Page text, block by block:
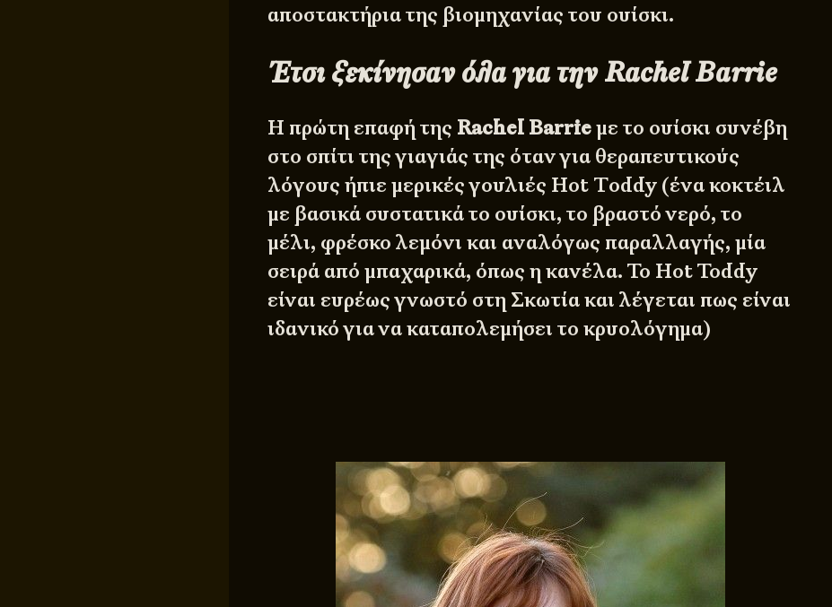
αποστακτήρια της βιομηχανίας του ουίσκι.
Έτσι ξεκίνησαν όλα για την Rachel Barrie
Η πρώτη επαφή της Rachel Barrieμε το ουίσκι συνέβη
στο σπίτι της γιαγιάς της όταν για θεραπευτικούς
λόγους ήπιε μερικές γουλιές Ηot Τoddy (ένα κοκτέιλ
με βασικά συστατικά το ουίσκι, το βραστό νερό, το
μέλι, φρέσκο λεμόνι και αναλόγως παραλλαγής, μία
σειρά από μπαχαρικά, όπως η κανέλα. Το Hot Toddy
είναι ευρέως γνωστό στη Σκωτία και λέγεται πως είναι
ιδανικό για να καταπολεμήσει το κρυολόγημα)